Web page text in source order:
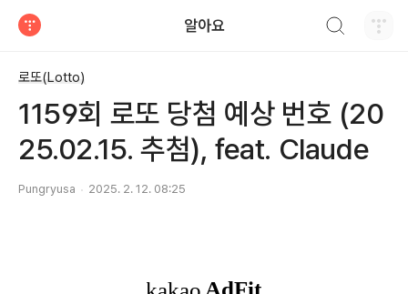
알아요
로또(Lotto)
1159회 로또 당첨 예상 번호 (20
25.02.15. 추첨), feat. Claude
Pungryusa 2025. 2. 12. 08:25